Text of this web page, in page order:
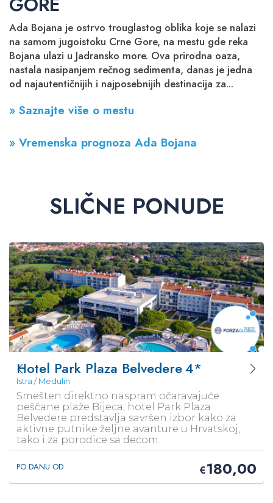
Ada Bojana je ostrvo trouglastog oblika koje se nalazi
na samom jugoistoku Crne Gore, na mestu gde reka
Bojana ulazi u Jadransko more. Ova prirodna oaza,
nastala nasipanjem rečnog sedimenta, danas je jedna
od najautentičnijih i najposebnijih destinacija za...
» Saznajte više o mestu
» Vremenska prognoza Ada Bojana
SLIČNE PONUDE
Hotel Park Plaza Belvedere4*
Istra / Medulin
Smešten direktno naspram očaravajuće
peščane plaže Bijeca, hotel Park Plaza
Belvedere predstavlja savršen izbor kako za
aktivne putnike željne avanture u Hrvatskoj,
tako i za porodice sa decom.
PO DANU OD €180,00